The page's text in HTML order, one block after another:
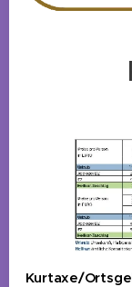
Kurtaxe/